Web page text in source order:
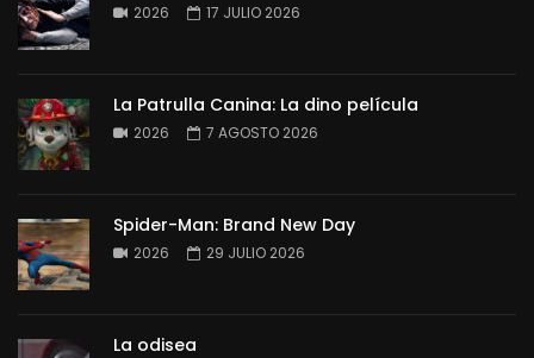
2026 17 JULIO 2026
La Patrulla Canina: La dino película
2026 7 AGOSTO 2026
Spider-Man: Brand New Day
2026 29 JULIO 2026
La odisea